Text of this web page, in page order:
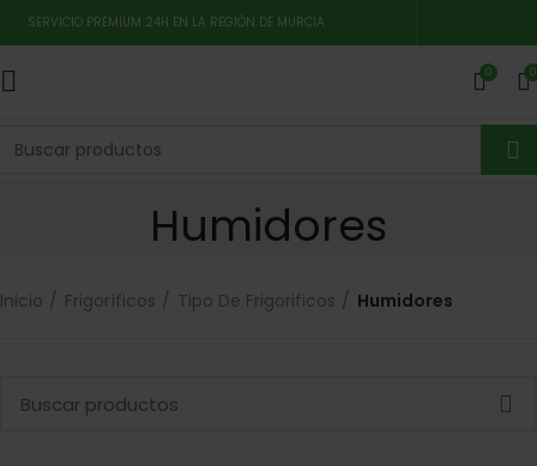
SERVICIO PREMIUM 24H EN LA REGIÓN DE MURCIA
0 0
Humidores
Inicio Frigoríficos Tipo De Frigorificos Humidores